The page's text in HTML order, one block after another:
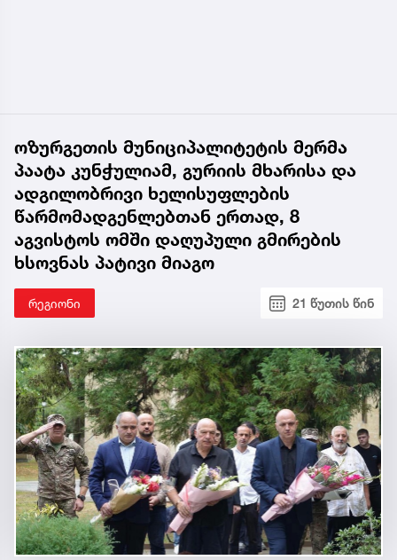
ოზურგეთის მუნიციპალიტეტის მერმა
პაატა კუნჭულიამ, გურიის მხარისა და
ადგილობრივი ხელისუფლების
წარმომადგენლებთან ერთად, 8
აგვისტოს ომში დაღუპული გმირების
ხსოვნას პატივი მიაგო
რეგიონი 21 წუთის წინ